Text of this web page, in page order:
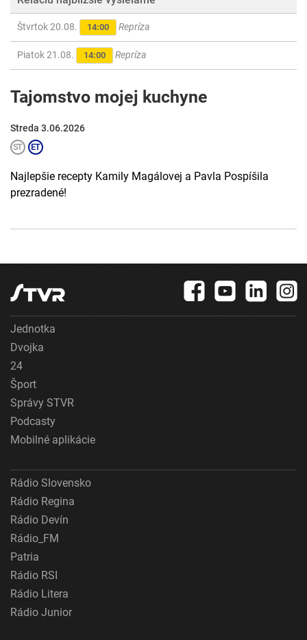
Štvrtok 20.08. 14:00 Repríza
Piatok 21.08. 14:00 Repríza
Tajomstvo mojej kuchyne
Streda 3.06.2026
Najlepšie recepty Kamily Magálovej a Pavla Pospíšila
prezradené!
Jednotka
Dvojka
24
Šport
Správy STVR
Podcasty
Mobilné aplikácie
Rádio Slovensko
Rádio Regina
Rádio Devín
Rádio_FM
Patria
Rádio RSI
Rádio Litera
Rádio Junior